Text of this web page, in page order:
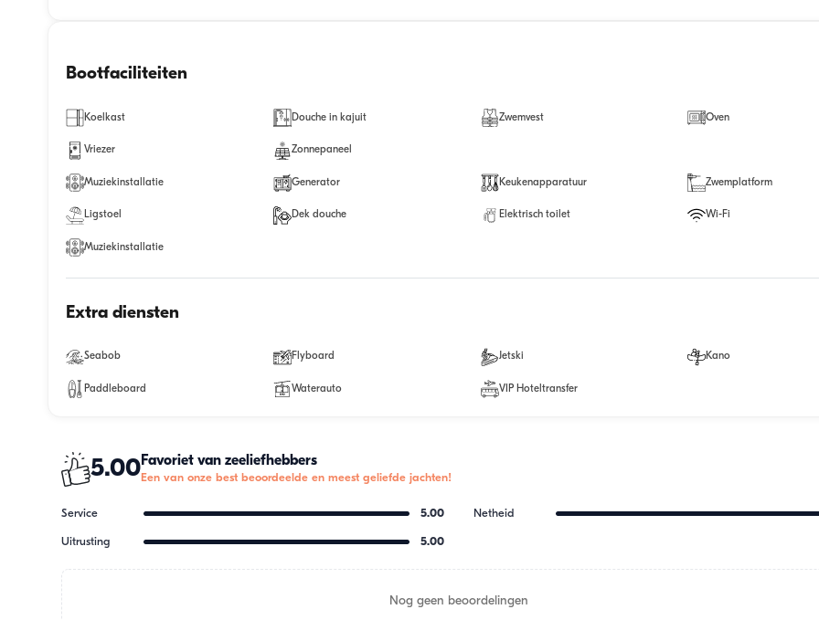
Bootfaciliteiten
Koelkast Douche in kajuit Zwemvest Oven
Vriezer Zonnepaneel
Muziekinstallatie Generator Keukenapparatuur Zwemplatform
Ligstoel Dek douche Elektrisch toilet Wi-Fi
Muziekinstallatie
Extra diensten
Seabob Flyboard Jetski Kano
Paddleboard Waterauto VIP Hoteltransfer
5.00Favoriet van zeeliefhebbers
Een van onze best beoordeelde en meest geliefde jachten!
Service 5.00 Netheid
Uitrusting 5.00
Nog geen beoordelingen